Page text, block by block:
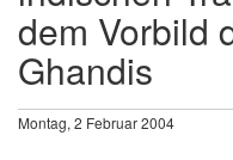
dem Vorbild
Ghandis
Montag, 2 Februar 2004